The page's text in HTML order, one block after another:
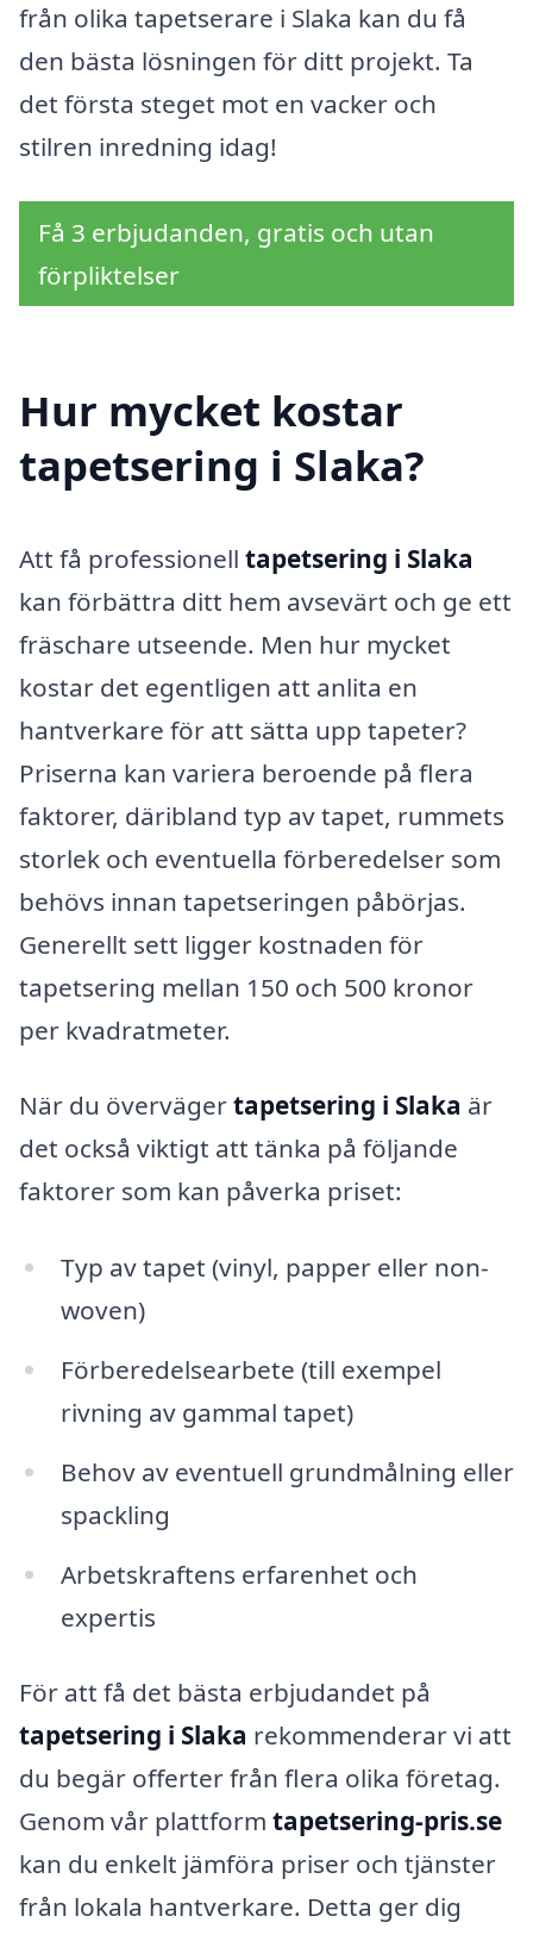
från olika tapetserare i Slaka kan du få
den bästa lösningen för ditt projekt. Ta
det första steget mot en vacker och
stilren inredning idag!
Få 3 erbjudanden, gratis och utan
förpliktelser
Hur mycket kostar
tapetsering i Slaka?
Att få professionell tapetsering i Slaka
kan förbättra ditt hem avsevärt och ge ett
fräschare utseende. Men hur mycket
kostar det egentligen att anlita en
hantverkare för att sätta upp tapeter?
Priserna kan variera beroende på flera
faktorer, däribland typ av tapet, rummets
storlek och eventuella förberedelser som
behövs innan tapetseringen påbörjas.
Generellt sett ligger kostnaden för
tapetsering mellan 150 och 500 kronor
per kvadratmeter.
När du övervägertapetsering i Slaka är
det också viktigt att tänka på följande
faktorer som kan påverka priset:
Typ av tapet (vinyl, papper eller non-
woven)
Förberedelsearbete (till exempel
rivning av gammal tapet)
Behov av eventuell grundmålning eller
spackling
Arbetskraftens erfarenhet och
expertis
För att få det bästa erbjudandet på
tapetsering i Slaka rekommenderar vi att
du begär offerter från flera olika företag.
Genom vår plattform tapetsering-pris.se
kan du enkelt jämföra priser och tjänster
från lokala hantverkare. Detta ger dig